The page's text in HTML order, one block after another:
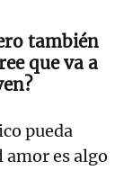
también
que va a
pueda
amor es algo